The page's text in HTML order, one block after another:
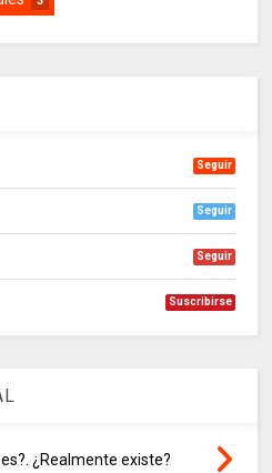
Seguir
Seguir
Seguir
Suscribirse
¿Realmente existe?